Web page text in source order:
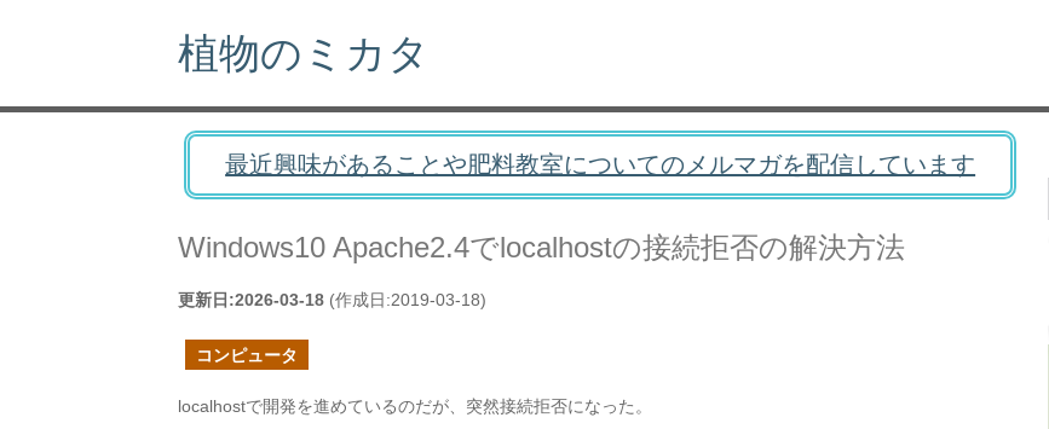
植物のミカタ
最近興味があることや肥料教室についてのメルマガを配信しています
Windows10 Apache2.4でlocalhostの接続拒否の解決方法
更新日:2026-03-18 (作成日:2019-03-18)
コンピュータ
localhostで開発を進めているのだが、突然接続拒否になった。